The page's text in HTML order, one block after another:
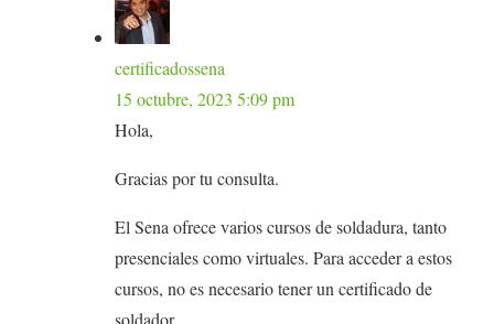
certificadossena
15 octubre, 2023 5:09 pm
Hola,
Gracias por tu consulta.
El Sena ofrece varios cursos de soldadura, tanto
presenciales como virtuales. Para acceder a estos
cursos, no es necesario tener un certificado de
soldador.